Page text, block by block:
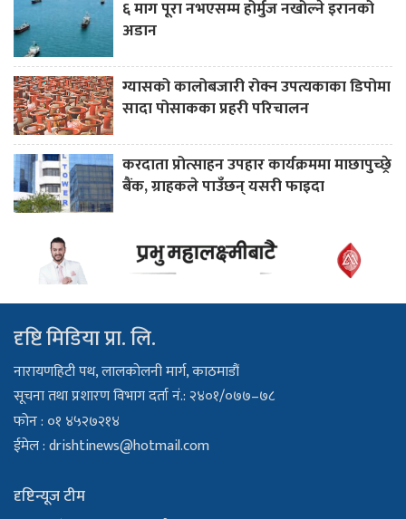
६ माग पूरा नभएसम्म होर्मुज नखोल्ने इरानको
अडान
ग्यासको कालोबजारी रोक्न उपत्यकाका डिपोमा
सादा पोसाकका प्रहरी परिचालन
करदाता प्रोत्साहन उपहार कार्यक्रममा माछापुच्छ्रे
बैंक, ग्राहकले पाउँछन् यसरी फाइदा
दृष्टि मिडिया प्रा. लि.
नारायणहिटी पथ, लालकोलनी मार्ग, काठमाडौं
सूचना तथा प्रशारण विभाग दर्ता नं.: २४०१/०७७–७८
फोन : ०१ ४५२७२१४
ईमेल :drishtinews@hotmail.com
दृष्टिन्यूज टीम